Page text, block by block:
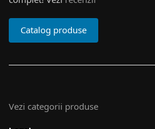
Catalog produse
Vezi categorii produse